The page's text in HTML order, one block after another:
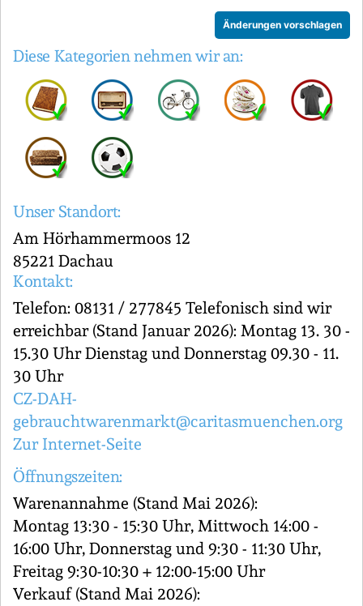
Änderungen vorschlagen
Diese Kategorien nehmen wir an:
Unser Standort:
Am Hörhammermoos 12
85221 Dachau
Kontakt:
Telefon: 08131 / 277845 Telefonisch sind wir
erreichbar (Stand Januar 2026): Montag 13. 30 -
15.30 Uhr Dienstag und Donnerstag 09.30 - 11.
30 Uhr
CZ-DAH-
gebrauchtwarenmarkt@caritasmuenchen.org
Zur Internet-Seite
Öffnungszeiten:
Warenannahme (Stand Mai 2026):
Montag 13:30 - 15:30 Uhr, Mittwoch 14:00 -
16:00 Uhr, Donnerstag und 9:30 - 11:30 Uhr,
Freitag 9:30-10:30 + 12:00-15:00 Uhr
Verkauf (Stand Mai 2026):